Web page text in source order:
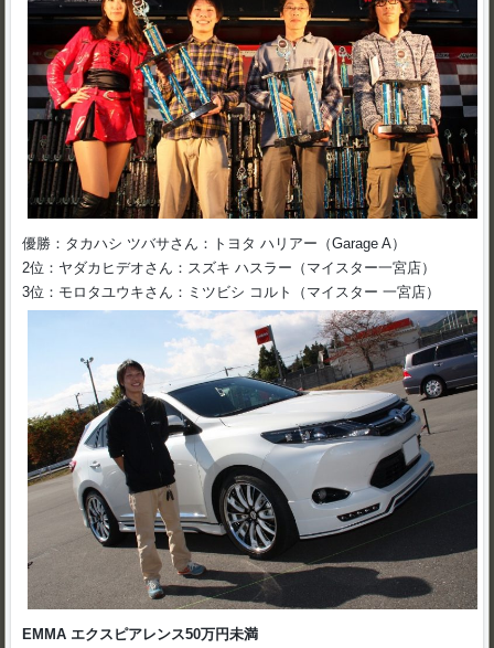
優勝：タカハシ ツバサさん：トヨタ ハリアー（Garage A）
2位：ヤダカヒデオさん：スズキ ハスラー（マイスター一宮店）
3位：モロタユウキさん：ミツビシ コルト（マイスター 一宮店）
EMMA エクスピアレンス50万円未満